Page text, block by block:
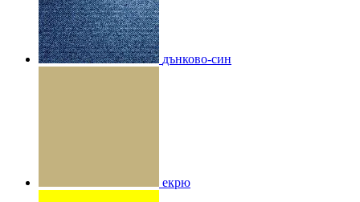
дънково-син
екрю